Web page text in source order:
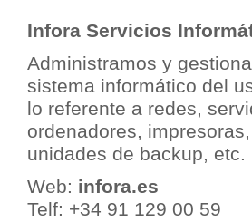
Infora Servicios
Administramos y
sistema informático del
lo referente a redes,
ordenadores,
unidades de backup, etc.
Web: infora.es
Telf: +34 91 129 00 59